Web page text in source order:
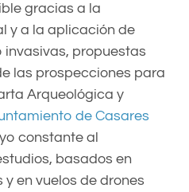
gracias a la
y a la aplicación de
propuestas
las prospecciones para
Arqueológica y
de Casares
constante al
basados en
en vuelos de drones